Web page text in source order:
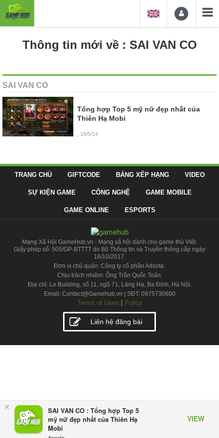
×
SAI VAN CO : Tổng hợp Top 5
mỹ nữ đẹp nhất của Thiên Hạ
Mobi
VIEW
Thông tin mới về : SAI VAN CO
SAI VAN CO
Tổng hợp Top 5 mỹ nữ đẹp nhất của
Thiên Hạ Mobi
, 16/5/14
TRANG CHỦ GIFTCODE BẢNG XẾP HẠNG VIDEO
SỰ KIỆN GAME CÔNG NGHỆ GAME MOBILE
GAME ONLINE ESPORTS
Mạng Xã Hội GameHub.vn - Mạng xã hội dành cho game thủ Việt.
Giấy phép số: 505/GP-BTTTT do Bộ Thông tin và Truyền thông cấp ngày
16/10/2017.
Đơn vị chủ quản: Công ty cổ phần Adsota.
Chịu trách nhiệm: Ông Trần Quốc Toản.
Địa chỉ: Le Building, số 11, ngõ 71, Láng Hạ, Ba Đình, Hà Nội.
Email: Contact@Gamehub.vn | SĐT: 0975730600
Terms of Uses | Policy
Liên hệ đăng bài